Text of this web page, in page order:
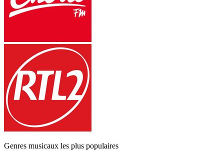
Genres musicaux les plus populaires